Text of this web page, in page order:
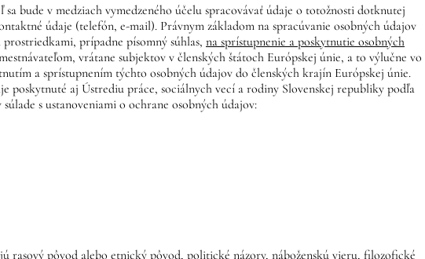
bude v medziach vymedzeného účelu spracovávať údaje o totožnosti dotknutej
údaje (telefón, e-mail). Právnym základom na spracúvanie osobných údajov
prípadne písomný súhlas, na sprístupnenie a poskytnutie osobných
vrátane subjektov v členských štátoch Európskej únie, a to výlučne vo
a sprístupnením týchto osobných údajov do členských krajín Európskej únie.
poskytnuté aj Ústrediu práce, sociálnych vecí a rodiny Slovenskej republiky podľa
súlade s ustanoveniami o ochrane osobných údajov:
rasový pôvod alebo etnický pôvod, politické názory, náboženskú vieru, filozofické